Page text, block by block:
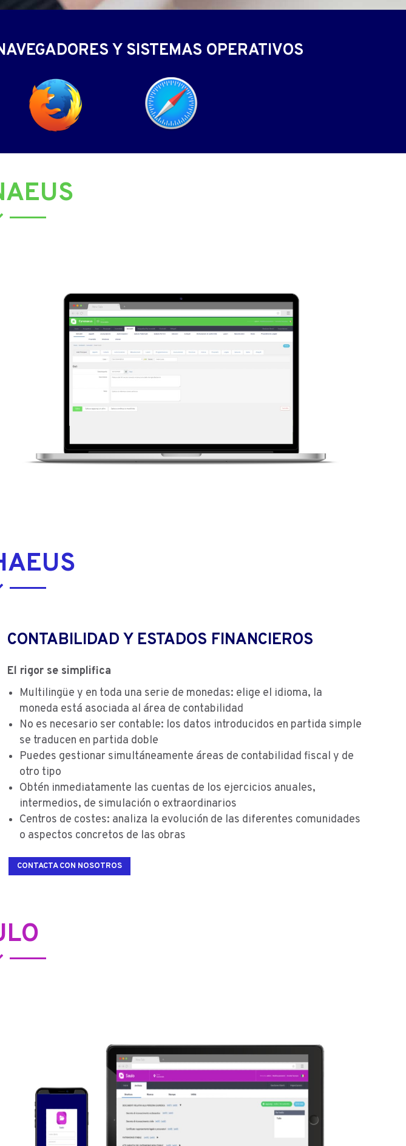
Y SISTEMAS OPERATIVOS
CONTABILIDAD Y ESTADOS FINANCIEROS
El rigor se simplifica
Multilingüe y en toda una serie de monedas: elige el idioma, la
moneda está asociada al área de contabilidad
No es necesario ser contable: los datos introducidos en partida simple
se traducen en partida doble
Puedes gestionar simultáneamente áreas de contabilidad fiscal y de
otro tipo
Obtén inmediatamente las cuentas de los ejercicios anuales,
intermedios, de simulación o extraordinarios
Centros de costes: analiza la evolución de las diferentes comunidades
o aspectos concretos de las obras
CONTACTA CON NOSOTROS